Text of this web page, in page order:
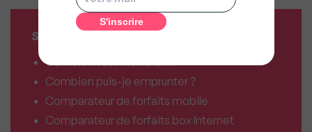
SERVICES MY SWEET'IMMO
Combien vaut mon bien ?
Combien puis-je emprunter ?
Comparateur de forfaits mobile
Comparateur de forfaits box Internet